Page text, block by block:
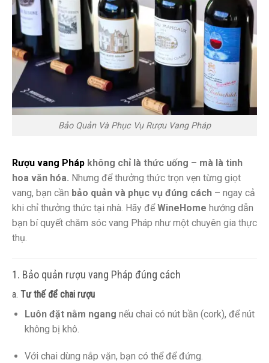
Bảo Quản Và Phục Vụ Rượu Vang Pháp
Rượu vang Pháp không chỉ là thức uống – mà là tinh
hoa văn hóa. Nhưng để thưởng thức trọn vẹn từng giọt
vang, bạn cần bảo quản và phục vụ đúng cách – ngay cả
khi chỉ thưởng thức tại nhà. Hãy đểWineHome hướng dẫn
bạn bí quyết chăm sóc vang Pháp như một chuyên gia thực
thụ.
1. Bảo quản rượu vang Pháp đúng cách
a. Tư thế để chai rượu
Luôn đặt nằm ngang nếu chai có nút bần (cork), để nút
không bị khô.
Với chai dùng nắp vặn, bạn có thể để đứng.